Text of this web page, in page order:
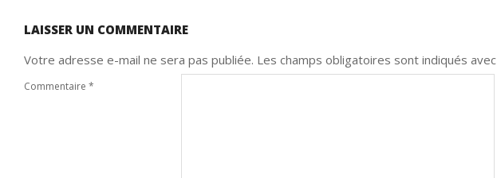
LAISSER UN COMMENTAIRE
Votre adresse e-mail ne sera pas publiée. Les champs obligatoires sont indiqués avec
Commentaire *